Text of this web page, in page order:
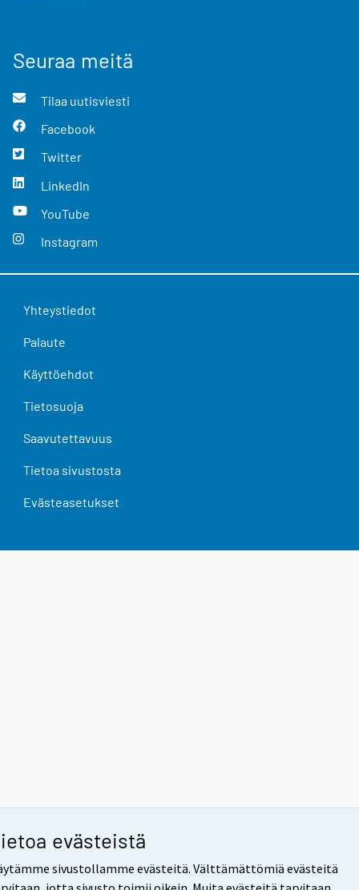
evästeistä
sivustollamme evästeitä. Välttämättömiä evästeitä
Seuraa meitä
Tilaa uutisviesti
Facebook
Twitter
LinkedIn
YouTube
Instagram
Yhteystiedot
Palaute
Käyttöehdot
Tietosuoja
Saavutettavuus
Tietoa sivustosta
Evästeasetukset